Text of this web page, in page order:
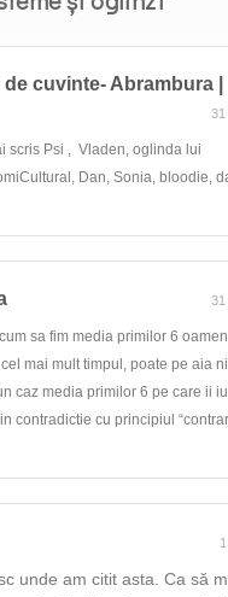
de cuvinte- Abrambura
31
scris Psi , Vladen, oglinda lui
Dan, Sonia, bloodie,
31
sa fim media primilor 6
mai mult timpul, poate pe aia
caz media primilor 6 pe care ii
contradictie cu principiul
unde am citit asta. Ca să